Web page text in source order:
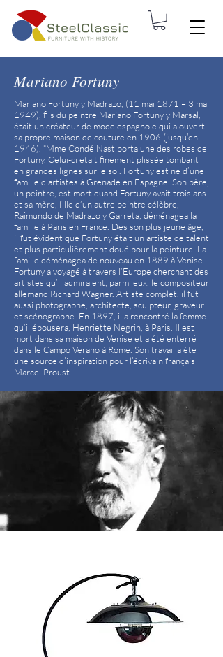
Mariano Fortuny
Mariano Fortuny y Madrazo, (11 mai 1871 – 3 mai
1949), fils du peintre Mariano Fortuny y Marsal,
était un créateur de mode espagnole qui a ouvert
sa propre maison de couture en 1906 (jusqu’en
1946). “Mme Condé Nast porta une des robes de
Fortuny. Celui-ci était finement plissée tombant
en grandes lignes sur le sol. Fortuny est né d’une
famille d’artistes à Grenade en Espagne. Son père,
un peintre, est mort quand Fortuny avait trois ans
et sa mère, fille d’un autre peintre célèbre,
Raimundo de Madrazo y Garreta, déménagea la
famille à Paris en France. Dès son plus jeune âge,
il fut évident que Fortuny était un artiste de talent
et plus particulièrement doué pour la peinture. La
famille déménagea de nouveau en 1889 à Venise.
Fortuny a voyagé à travers l’Europe cherchant des
artistes qu’il admiraient, parmi eux, le compositeur
allemand Richard Wagner. Artiste complet, il fut
aussi photographe, architecte, sculpteur, graveur
et scénographe. En 1897, il a rencontré la femme
qu’il épousera, Henriette Negrin, à Paris. Il est
mort dans sa maison de Venise et a été enterré
dans le Campo Verano à Rome. Son travail a été
une source d’inspiration pour l’écrivain français
Marcel Proust.